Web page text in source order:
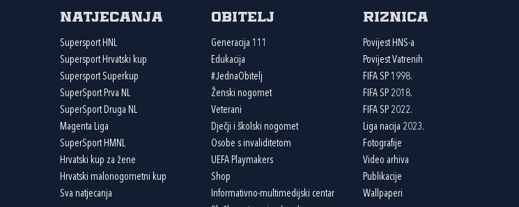
Natjecanja
Supersport HNL
Supersport Hrvatski kup
Supersport Superkup
SuperSport Prva NL
SuperSport Druga NL
Magenta Liga
SuperSport HMNL
Hrvatski kup za žene
Hrvatski malonogometni kup
Sva natjecanja
Obitelj
Generacija 111
Edukacija
#JednaObitelj
Ženski nogomet
Veterani
Dječji i školski nogomet
Osobe s invaliditetom
UEFA Playmakers
Shop
Informativno-multimedijski centar
Riznica
Povijest HNS-a
Povijest Vatrenih
FIFA SP 1998.
FIFA SP 2018.
FIFA SP 2022.
Liga nacija 2023.
Fotografije
Video arhiva
Publikacije
Wallpaperi